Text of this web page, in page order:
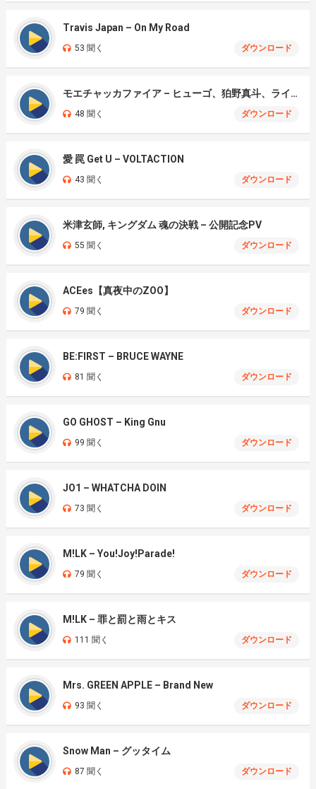
Travis Japan – On My Road
53 聞く ダウンロード
モエチャッカファイア – ヒューゴ、狛野真斗、ライト、セヴェリアン (Cover )
48 聞く ダウンロード
愛 罠 Get U – VOLTACTION
43 聞く ダウンロード
米津玄師, キングダム 魂の決戦 – 公開記念PV
55 聞く ダウンロード
ACEes【真夜中のZOO】
79 聞く ダウンロード
BE:FIRST – BRUCE WAYNE
81 聞く ダウンロード
GO GHOST – King Gnu
99 聞く ダウンロード
JO1 – WHATCHA DOIN
73 聞く ダウンロード
M!LK – You!Joy!Parade!
79 聞く ダウンロード
M!LK – 罪と罰と雨とキス
111 聞く ダウンロード
Mrs. GREEN APPLE – Brand New
93 聞く ダウンロード
Snow Man – グッタイム
87 聞く ダウンロード